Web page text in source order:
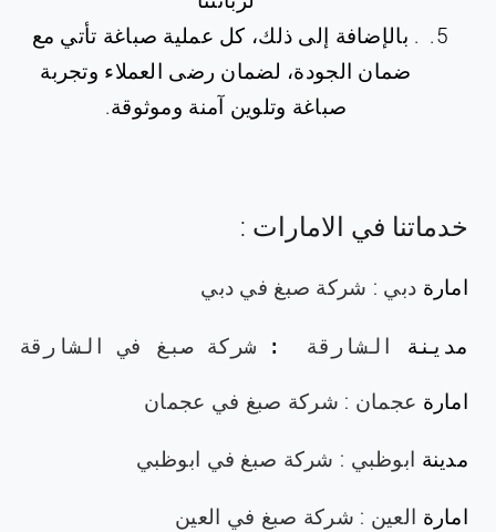
. بالإضافة إلى ذلك، كل عملية صباغة تأتي مع
ضمان الجودة، لضمان رضى العملاء وتجربة
صباغة وتلوين آمنة وموثوقة.
خدماتنا في الامارات :
امارة دبي : شركة صبغ في دبي
مدينة الشارقة : شركة صبغ في الشارقة
امارة عجمان : شركة صبغ في عجمان
مدينة ابوظبي : شركة صبغ في ابوظبي
امارة العين : شركة صبغ في العين